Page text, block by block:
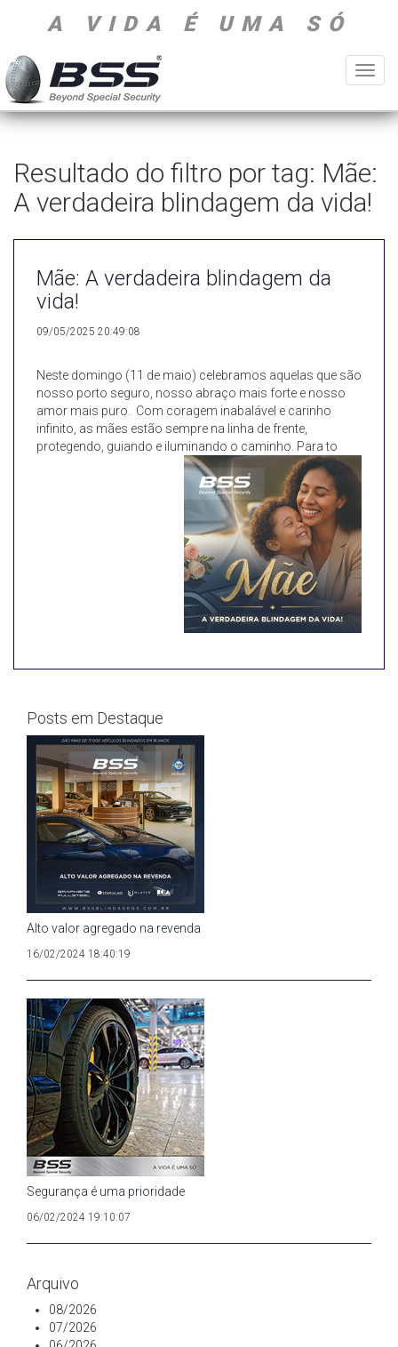
A VIDA É UMA SÓ
Resultado do filtro por tag: Mãe:
A verdadeira blindagem da vida!
Mãe: A verdadeira blindagem da
vida!
09/05/2025 20:49:08
Neste domingo (11 de maio) celebramos aquelas que são
nosso porto seguro, nosso abraço mais forte e nosso
amor mais puro. Com coragem inabalável e carinho
infinito, as mães estão sempre na linha de frente,
protegendo, guiando e iluminando o caminho. Para to
Posts em Destaque
Alto valor agregado na revenda
16/02/2024 18:40:19
Segurança é uma prioridade
06/02/2024 19:10:07
Arquivo
08/2026
07/2026